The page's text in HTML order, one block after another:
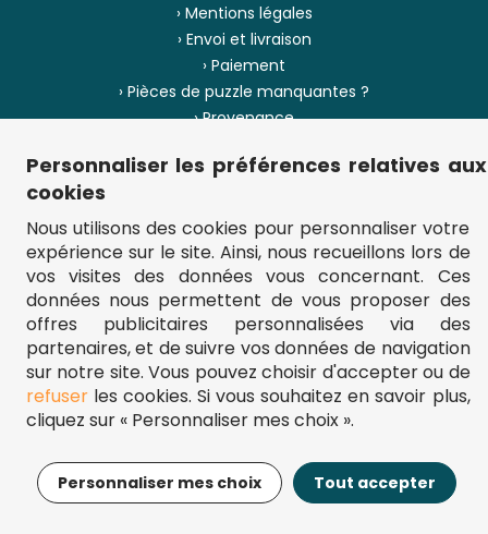
11,95€ Ajouter au panier
› Mentions légales
› Envoi et livraison
› Paiement
› Pièces de puzzle manquantes ?
› Provenance
› Plan du site
** Frais d'envoi = 6,95 € (France) / gratuit à partir de 45 €.
fou-de-puzzle.com : le site référence pour acheter des puzzles de
qualité à bon prix.
© Fou-de-puzzle.com 2011 - 2026
Personnaliser les préférences relatives aux
cookies
Nous utilisons des cookies pour personnaliser votre
expérience sur le site. Ainsi, nous recueillons lors de
vos visites des données vous concernant. Ces
données nous permettent de vous proposer des
offres publicitaires personnalisées via des
partenaires, et de suivre vos données de navigation
sur notre site. Vous pouvez choisir d'accepter ou de
refuserles cookies. Si vous souhaitez en savoir plus,
cliquez sur « Personnaliser mes choix ».
Personnaliser mes choix Tout accepter